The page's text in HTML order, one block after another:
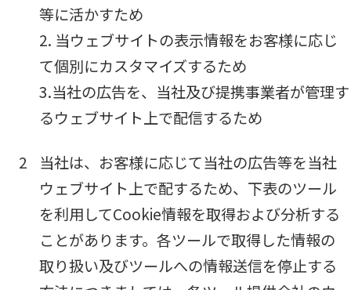
等に活かすため
2. 当ウェブサイトの表示情報をお客様に応じ
て個別にカスタマイズするため
3.当社の広告を、当社及び提携事業者が管理す
るウェブサイト上で配信するため
2
当社は、お客様に応じて当社の広告等を当社
ウェブサイト上で配するため、下表のツール
を利用してCookie情報を取得および分析する
ことがあります。各ツールで取得した情報の
取り扱い及びツールへの情報送信を停止する